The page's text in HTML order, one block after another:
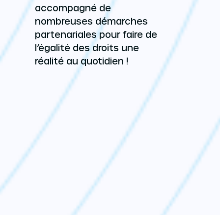
accompagné de
nombreuses démarches
partenariales pour faire de
l’égalité des droits une
réalité au quotidien !